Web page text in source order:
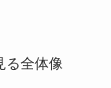
る全体像